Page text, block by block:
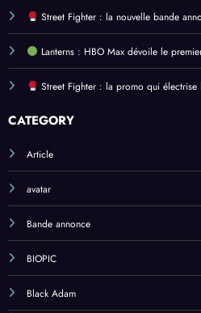
Street Fighter : la nouvelle bande
Lanterns : HBO Max dévoile le
Street Fighter : la promo qui électrise
CATEGORY
Article
avatar
Bande annonce
BIOPIC
Black Adam